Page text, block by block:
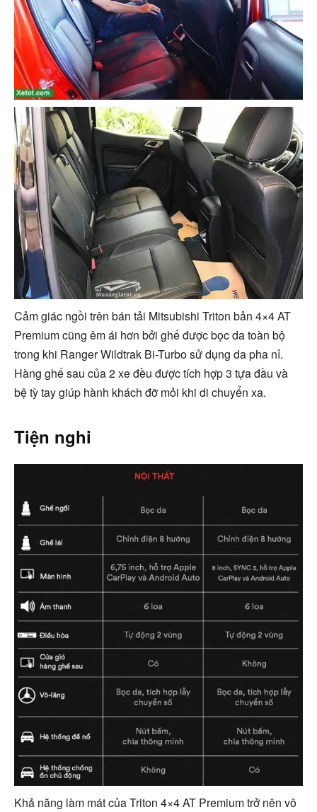
Cảm giác ngồi trên bán tải Mitsubishi Triton bản 4×4 AT
Premium cũng êm ái hơn bởi ghế được bọc da toàn bộ
trong khi Ranger Wildtrak Bi-Turbo sử dụng da pha nỉ.
Hàng ghế sau của 2 xe đều được tích hợp 3 tựa đầu và
bệ tỳ tay giúp hành khách đỡ mỏi khi di chuyển xa.
Tiện nghi
Khả năng làm mát của Triton 4×4 AT Premium trở nên vô